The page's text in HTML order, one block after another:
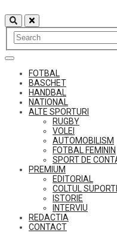
to
content
FOTBAL
BASCHET
HANDBAL
NATIONAL
ALTE SPORTURI
RUGBY
VOLEI
AUTOMOBILISM
FOTBAL FEMININ
SPORT DE
PREMIUM
EDITORIAL
COLTUL
ISTORIE
INTERVIU
REDACTIA
CONTACT